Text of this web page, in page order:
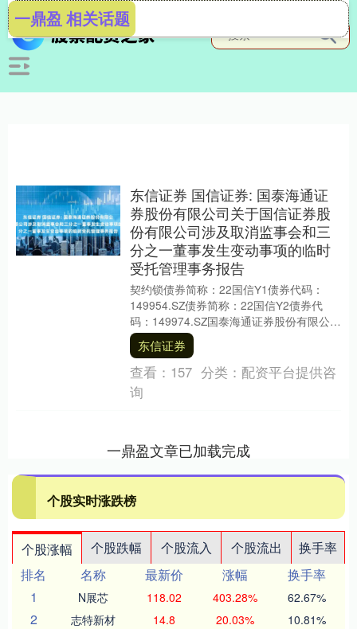
一鼎盈 相关话题
东信证券 国信证券: 国泰海通证
券股份有限公司关于国信证券股
份有限公司涉及取消监事会和三
分之一董事发生变动事项的临时
受托管理事务报告
契约锁债券简称：22国信Y1债券代码：
149954.SZ债券简称：22国信Y2债券代
码：149974.SZ国泰海通证券股份有限公司
关于国信证券股份有限公司涉及取....
东信证券
查看： 157 分类： 配资平台提供咨
询
一鼎盈文章已加载完成
个股实时涨跌榜
个股涨幅 个股跌幅 个股流入 个股流出
换手率
排名
名称 最新价 涨幅
换手率
1
N展芯 118.02 403.28% 62.67%
2 志特新材 14.8 20.03% 10.81%